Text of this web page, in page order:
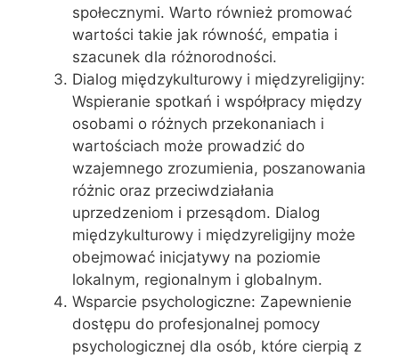
społecznymi. Warto również promować
wartości takie jak równość, empatia i
szacunek dla różnorodności.
Dialog międzykulturowy i międzyreligijny:
Wspieranie spotkań i współpracy między
osobami o różnych przekonaniach i
wartościach może prowadzić do
wzajemnego zrozumienia, poszanowania
różnic oraz przeciwdziałania
uprzedzeniom i przesądom. Dialog
międzykulturowy i międzyreligijny może
obejmować inicjatywy na poziomie
lokalnym, regionalnym i globalnym.
Wsparcie psychologiczne: Zapewnienie
dostępu do profesjonalnej pomocy
psychologicznej dla osób, które cierpią z